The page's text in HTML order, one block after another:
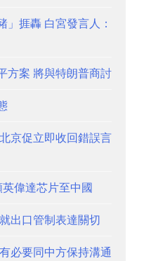
」捱轟 白宮發言人：
方案 將與特朗普商討
京促立即收回錯誤言
偉達芯片至中國
出口管制表達關切
必要同中方保持溝通